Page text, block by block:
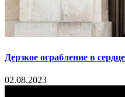
Дерзкое ограбление в
02.08.2023